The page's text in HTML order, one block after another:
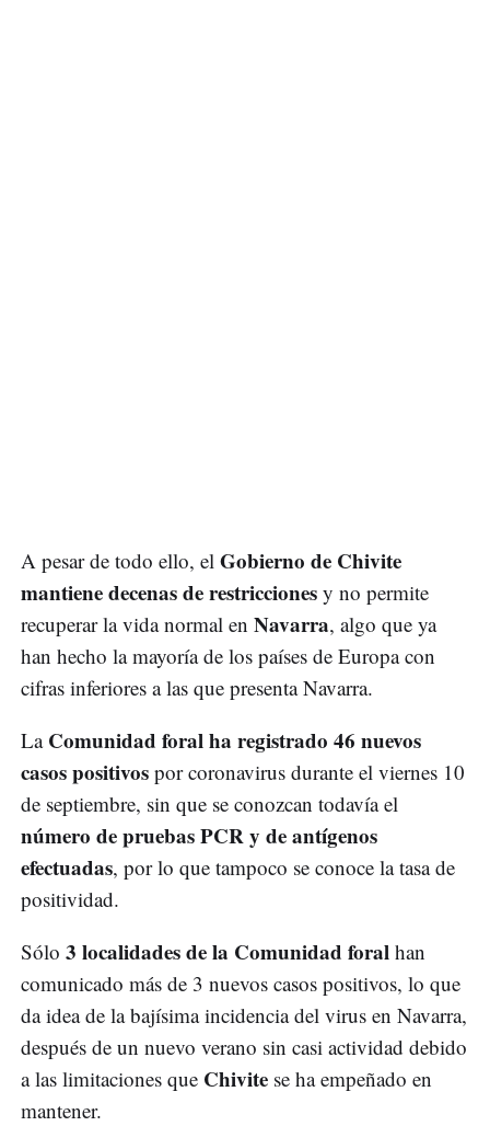
A pesar de todo ello, el Gobierno de Chivite
mantiene decenas de restricciones y no permite
recuperar la vida normal en Navarra, algo que ya
han hecho la mayoría de los países de Europa con
cifras inferiores a las que presenta Navarra.
La Comunidad foral ha registrado 46 nuevos
casos positivos por coronavirus durante el viernes 10
de septiembre, sin que se conozcan todavía el
número de pruebas PCR y de antígenos
efectuadas, por lo que tampoco se conoce la tasa de
positividad.
Sólo 3 localidades de la Comunidad foral han
comunicado más de 3 nuevos casos positivos, lo que
da idea de la bajísima incidencia del virus en Navarra,
después de un nuevo verano sin casi actividad debido
a las limitaciones que Chivite se ha empeñado en
mantener.